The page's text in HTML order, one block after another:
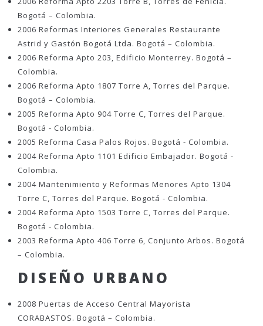
Bogotá – Colombia.
2006 Reformas Interiores Generales Restaurante
Astrid y Gastón Bogotá Ltda. Bogotá – Colombia.
2006 Reforma Apto 203, Edificio Monterrey. Bogotá –
Colombia.
2006 Reforma Apto 1807 Torre A, Torres del Parque.
Bogotá – Colombia.
2005 Reforma Apto 904 Torre C, Torres del Parque.
Bogotá - Colombia.
2005 Reforma Casa Palos Rojos. Bogotá - Colombia.
2004 Reforma Apto 1101 Edificio Embajador. Bogotá -
Colombia.
2004 Mantenimiento y Reformas Menores Apto 1304
Torre C, Torres del Parque. Bogotá - Colombia.
2004 Reforma Apto 1503 Torre C, Torres del Parque.
Bogotá - Colombia.
2003 Reforma Apto 406 Torre 6, Conjunto Arbos. Bogotá
– Colombia.
DISEÑO URBANO
2008 Puertas de Acceso Central Mayorista
CORABASTOS. Bogotá – Colombia.